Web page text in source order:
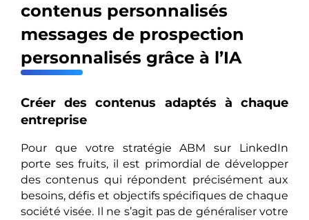
contenus personnalisés
messages de prospection
personnalisés grâce à l’IA
Créer des contenus adaptés à chaque
entreprise
Pour que votre stratégie ABM sur LinkedIn
porte ses fruits, il est primordial de développer
des contenus qui répondent précisément aux
besoins, défis et objectifs spécifiques de chaque
société visée. Il ne s’agit pas de généraliser votre